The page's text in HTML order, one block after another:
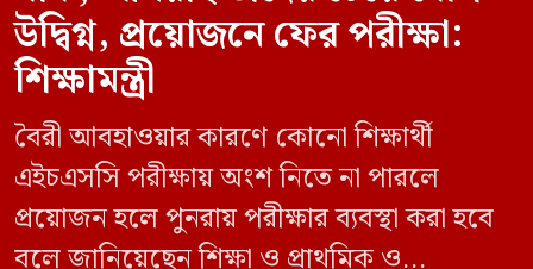
উদ্বিগ্ন, প্রয়োজনে ফের পরীক্ষা:
শিক্ষামন্ত্রী
বৈরী আবহাওয়ার কারণে কোনো শিক্ষার্থী
এইচএসসি পরীক্ষায় অংশ নিতে না পারলে
প্রয়োজন হলে পুনরায় পরীক্ষার ব্যবস্থা করা হবে
বলে জানিয়েছেন শিক্ষা ও প্রাথমিক ও